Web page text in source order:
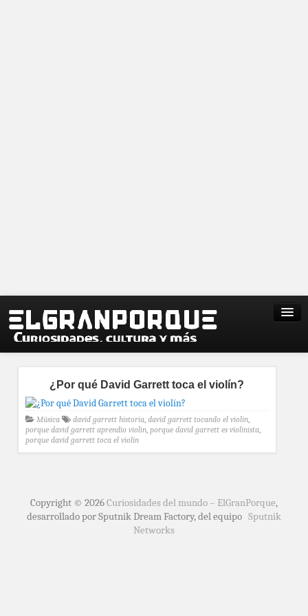
¿Por qué David Garrett toca el violín?
Música david garrett historia, david garrett tocando el violin,
porque david garrett aprendio violin, porque david garrett es violinista,
porque david garrett toca el violin
Copyright © 2026Curiosidades del mundo – ElGranPorque,
desarrollado por Sputnik Dream Factory, del equipo Sputnik
Networks